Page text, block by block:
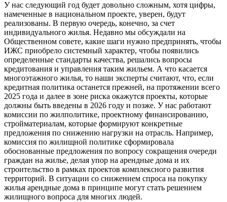
У нас следующий год будет довольно сложным, хотя цифры,
намеченные в национальном проекте, уверен, будут
реализованы. В первую очередь, конечно, за счет
индивидуального жилья. Недавно мы обсуждали на
Общественном совете, какие шаги нужно предпринять, чтобы
ИЖС приобрело системный характер, чтобы появились
определенные стандарты качества, решались вопросы
кредитования и управления таким жильем. А что касается
многоэтажного жилья, то наши эксперты считают, что, если
кредитная политика останется прежней, на протяжении всего
2025 года и далее в зоне риска окажутся проекты, которые
должны быть введены в 2026 году и позже. У нас работают
комиссии по жилполитике, проектному финансированию,
стройматериалам, которые формируют конкретные
предложения по снижению нагрузки на отрасль. Например,
комиссия по жилищной политике сформировала
обоснованные предложения по вопросу сокращения очереди
граждан на жилье, делая упор на арендные дома и их
строительство в рамках проектов комплексного развития
территорий. В ситуации со снижением спроса на покупку
жилья арендные дома в принципе могут стать решением
жилищного вопроса для многих людей.